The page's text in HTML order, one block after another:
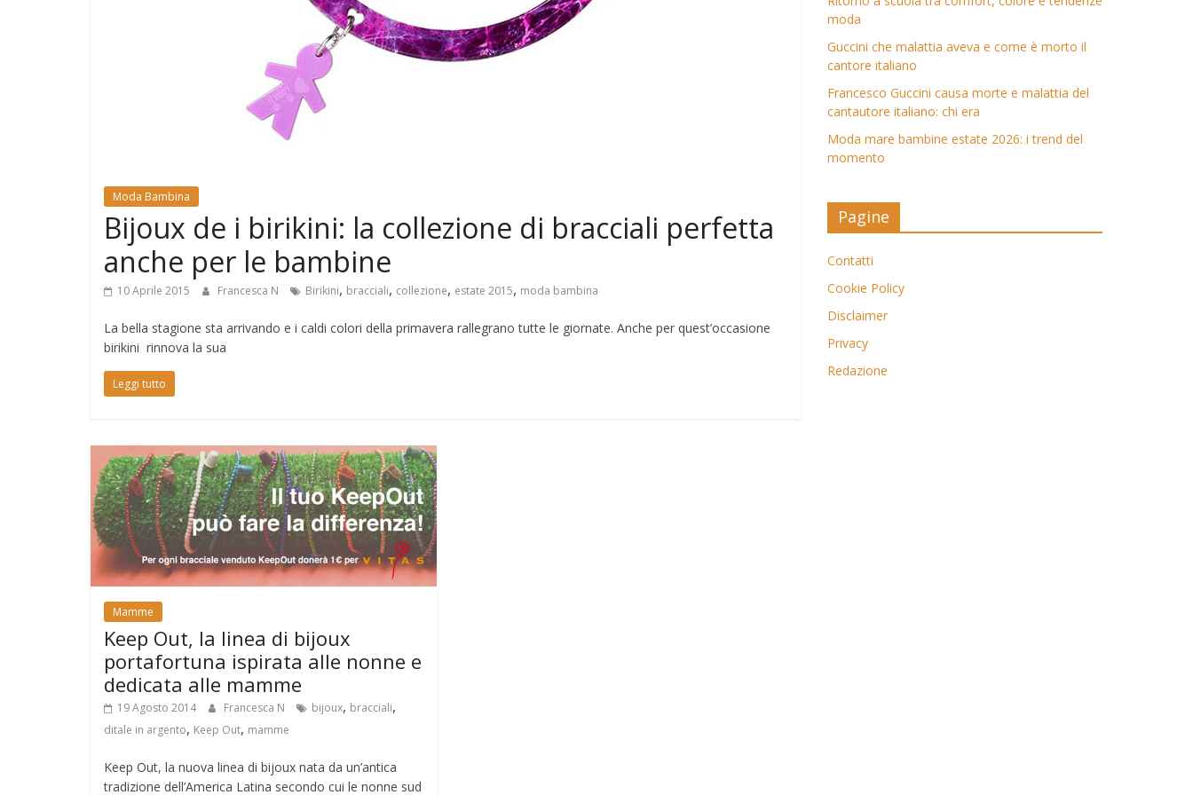
Moda Bambina
Bijoux de i birikini: la collezione di bracciali perfetta
anche per le bambine
10 Aprile 2015 Francesca N Birikini, bracciali, collezione, estate 2015, moda bambina
La bella stagione sta arrivando e i caldi colori della primavera rallegrano tutte le giornate. Anche per quest’occasione
birikini rinnova la sua
Leggi tutto
Mamme
Keep Out, la linea di bijoux
portafortuna ispirata alle nonne e
dedicata alle mamme
19 Agosto 2014 Francesca N bijoux, bracciali,
ditale in argento, Keep Out, mamme
Keep Out, la nuova linea di bijoux nata da un’antica
tradizione dell’America Latina secondo cui le nonne sud
moda
Guccini che malattia aveva e come è morto il
cantore italiano
Francesco Guccini causa morte e malattia del
cantautore italiano: chi era
Moda mare bambine estate 2026: i trend del
momento
Pagine
Contatti
Cookie Policy
Disclaimer
Privacy
Redazione